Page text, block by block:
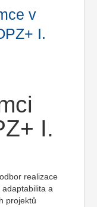
v
I.
I.
realizace
a
projektů